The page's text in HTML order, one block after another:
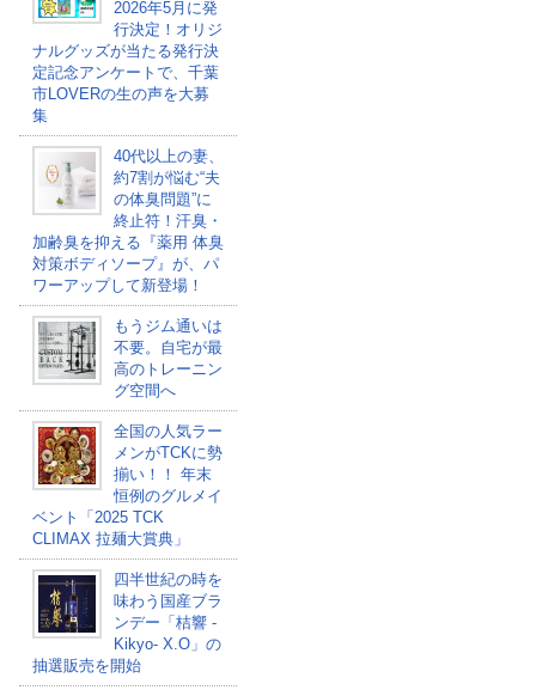
2026年5月に発
行決定！オリジ
ナルグッズが当たる発行決
定記念アンケートで、千葉
市LOVERの生の声を大募
集
40代以上の妻、
約7割が悩む“夫
の体臭問題”に
終止符！汗臭・
加齢臭を抑える『薬用 体臭
対策ボディソープ』が、パ
ワーアップして新登場！
もうジム通いは
不要。自宅が最
高のトレーニン
グ空間へ
全国の人気ラー
メンがTCKに勢
揃い！！ 年末
恒例のグルメイ
ベント「2025 TCK
CLIMAX 拉麺大賞典」
四半世紀の時を
味わう国産ブラ
ンデー「桔響 -
Kikyo- X.O」の
抽選販売を開始